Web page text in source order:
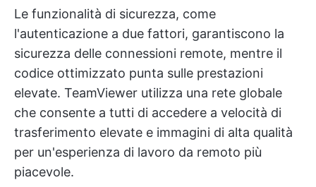
Le funzionalità di sicurezza, come
l'autenticazione a due fattori, garantiscono la
sicurezza delle connessioni remote, mentre il
codice ottimizzato punta sulle prestazioni
elevate. TeamViewer utilizza una rete globale
che consente a tutti di accedere a velocità di
trasferimento elevate e immagini di alta qualità
per un'esperienza di lavoro da remoto più
piacevole.